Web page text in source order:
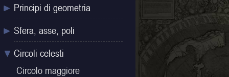
Principi di geometria
Sfera, asse, poli
Circoli celesti
Circolo maggiore